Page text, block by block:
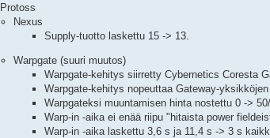
Protoss
Nexus
Supply-tuotto laskettu 15 -> 13.
Warpgate (suuri muutos)
Warpgate-kehitys siirretty Cybernetics Coresta
Warpgate-kehitys nopeuttaa Gateway-
Warpgateksi muuntamisen hinta nostettu 0 ->
Warp-in -aika ei enää riipu "hitaista power
Warp-in -aika laskettu 3,6 s ja 11,4 s -> 3 s